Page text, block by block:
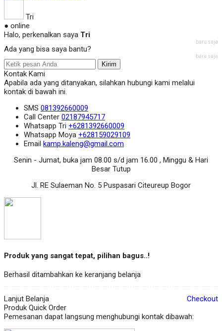
Tri
● online
Halo, perkenalkan saya Tri
baru saja
Ada yang bisa saya bantu?
baru saja
Kirim
Kontak Kami
Apabila ada yang ditanyakan, silahkan hubungi kami melalui
kontak di bawah ini.
SMS 081392660009
Call Center 02187945717
Whatsapp Tri +6281392660009
Whatsapp Moya +628159029109
Email kamp.kaleng@gmail.com
Senin - Jumat, buka jam 08.00 s/d jam 16.00 , Minggu & Hari
Besar Tutup
Jl. RE Sulaeman No. 5 Puspasari Citeureup Bogor
Produk yang sangat tepat, pilihan bagus..!
Berhasil ditambahkan ke keranjang belanja
Lanjut Belanja
Checkout
Produk Quick Order
Pemesanan dapat langsung menghubungi kontak dibawah: